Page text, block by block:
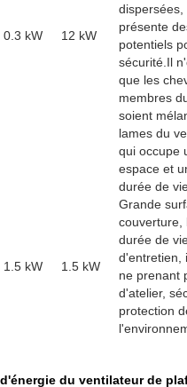
0.3 kW 12 kW
dispersées,
présente
potentiels
sécurité.Il
que les
membres
soient
lames du
qui occupe
espace et
durée de
1.5 kW 1.5 kW
Grande
couverture,
durée de
d'entretien,
ne prenant
d'atelier,
protection
du ventilateur de